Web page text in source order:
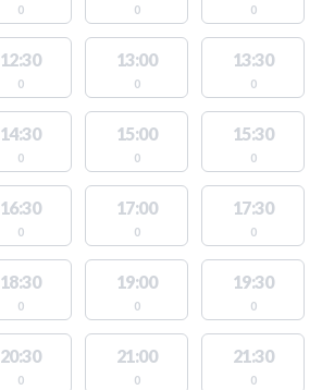
0 0 0
12:30
0
13:00
0
13:30
0
14:30
0
15:00
0
15:30
0
16:30
0
17:00
0
17:30
0
18:30
0
19:00
0
19:30
0
20:30
0
21:00
0
21:30
0